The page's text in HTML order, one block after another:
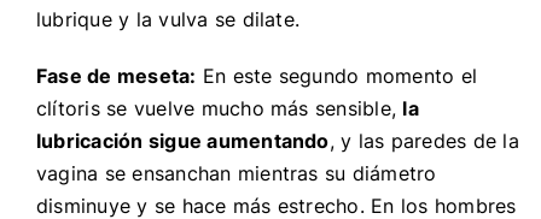
lubrique y la vulva se dilate.
Fase de meseta: En este segundo momento el
clítoris se vuelve mucho más sensible, la
lubricación sigue aumentando, y las paredes de la
vagina se ensanchan mientras su diámetro
disminuye y se hace más estrecho. En los hombres